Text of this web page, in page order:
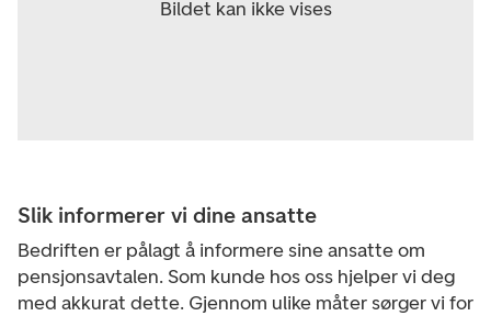
Slik informerer vi dine ansatte
Bedriften er pålagt å informere sine ansatte om
pensjonsavtalen. Som kunde hos oss hjelper vi deg
med akkurat dette. Gjennom ulike måter sørger vi for